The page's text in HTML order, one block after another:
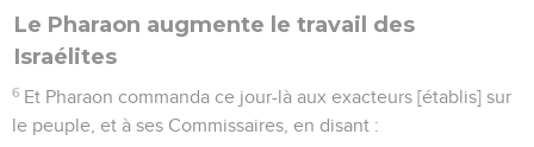
Le Pharaon augmente le travail des
Israélites
6 Et Pharaon commanda ce jour-là aux exacteurs [établis] sur
le peuple, et à ses Commissaires, en disant :